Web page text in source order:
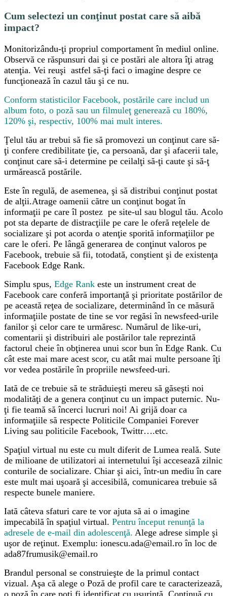
Cum selectezi un conţinut postat care să aibă
impact?
Monitorizându-ţi propriul comportament în mediul online.
Observă ce răspunsuri dai şi ce postări ale altora îţi atrag
atenţia. Vei reuşi astfel să-ţi faci o imagine despre ce
funcţionează în cazul tău şi ce nu.
Conform statisticilor Facebook, postările care includ un
album foto, o poză sau un filmuleţ generează cu 180%,
120% şi, respectiv, 100% mai mult interes.
Ţelul tău ar trebui să fie să promovezi un conţinut care să-
ţi confere credibilitate ţie, ca persoană, dar şi afacerii tale,
conţinut care să-i determine pe ceilalţi să-ţi caute şi să-ţ
urmărească postările.
Este în regulă, de asemenea, şi să distribui conţinut postat
de alţii.Atrage oamenii către un conţinut bogat în
informaţii pe care îl postez pe site-ul sau blogul tău. Acolo
pot sta departe de distracţiile pe care le oferă reţelele de
socializare şi pot acorda o atenţie sporită informaţiilor pe
care le oferi. Pe lângă generarea de conţinut valoros pe
Facebook, trebuie să fii, totodată, conştient şi de existenţa
Facebook Edge Rank.
Simplu spus, Edge Rank este un instrument creat de
Facebook care conferă importanţă şi prioritate postărilor de
pe această reţea de socializare, determinând în ce măsură
informaţiile postate de tine se vor regăsi în newsfeed-urile
fanilor şi celor care te urmăresc. Numărul de like-uri,
comentarii şi distribuiri ale postărilor tale reprezintă
factorul cheie în obţinerea unui scor bun în Edge Rank. Cu
cât este mai mare acest scor, cu atât mai multe persoane îţi
vor vedea postările în propriile newsfeed-uri.
Iată de ce trebuie să te străduieşti mereu să găseşti noi
modalităţi de a genera conţinut cu un impact puternic. Nu-
ţi fie teamă să încerci lucruri noi! Ai grijă doar ca
informaţiile să respecte Politicile Companiei Forever
Living sau politicile Facebook, Twittr….etc.
Spaţiul virtual nu este cu mult diferit de Lumea reală. Sute
de milioane de utilizatori ai internetului îşi accesează zilnic
conturile de socializare. Chiar şi aici, într-un mediu în care
este mult mai uşoară şi accesibilă, comunicarea trebuie să
respecte bunele maniere.
Iată câteva sfaturi care te vor ajuta să ai o imagine
impecabilă în spaţiul virtual. Pentru început renunţă la
adresele de e-mail din adolescenţă. Alege adrese simple şi
uşor de reţinut. Exemplu: ionescu.ada@email.ro în loc de
ada87frumusik@email.ro
Brandul personal se construieşte de la primul contact
vizual. Aşa că alege o Poză de profil care te caracterizează,
o poză în care poţi fi identificat cu uşurinţă. Continuă cu